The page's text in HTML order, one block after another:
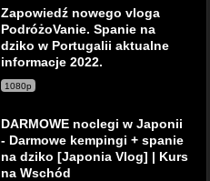
Zapowiedź nowego vloga
PodróżoVanie. Spanie na
dziko w Portugalii aktualne
informacje 2022.
1080p
DARMOWE noclegi w Japonii
- Darmowe kempingi + spanie
na dziko [Japonia Vlog] | Kurs
na Wschód